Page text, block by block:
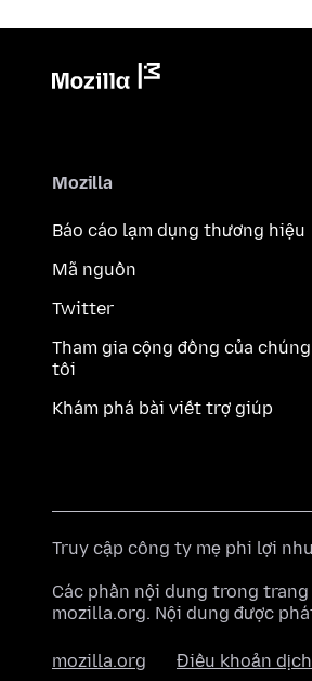
Mozilla
Báo cáo lạm dụng thương hiệu
Mã nguồn
Twitter
Tham gia cộng đồng của chúng
tôi
Khám phá bài viết trợ giúp
Truy cập công ty mẹ phi lợi
Các phần nội dung trong
mozilla.org. Nội dung được
mozilla.org Điều khoản